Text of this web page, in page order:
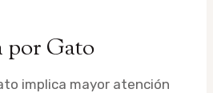
por Gato
implica mayor atención